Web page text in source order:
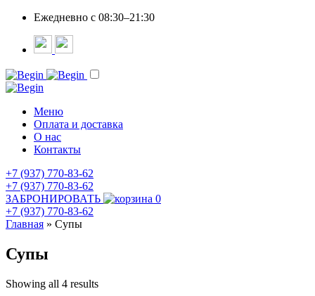
Ежедневно c 08:30–21:30
Меню
Оплата и доставка
О нас
Контакты
+7 (937) 770-83-62
+7 (937) 770-83-62
ЗАБРОНИРОВАТЬ
0
+7 (937) 770-83-62
Главная » Супы
Супы
Showing all 4 results